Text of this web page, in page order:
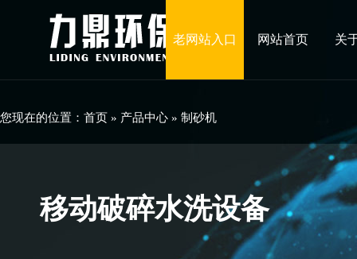
老网站入口 网站首页 关
您现在的位置： 首页 » 产品中心 » 制砂机
移动破碎水洗设备